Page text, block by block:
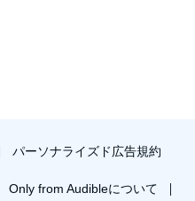
パーソナライズド広告規約
Only from Audibleについて